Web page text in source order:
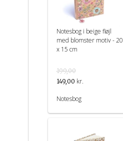
Notesbog i beige fløjl
med blomster motiv - 20
x 15 cm
199,00
149,00 kr.
Notesbog